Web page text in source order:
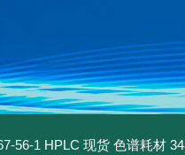
56-1 HPLC 现货 色谱耗材